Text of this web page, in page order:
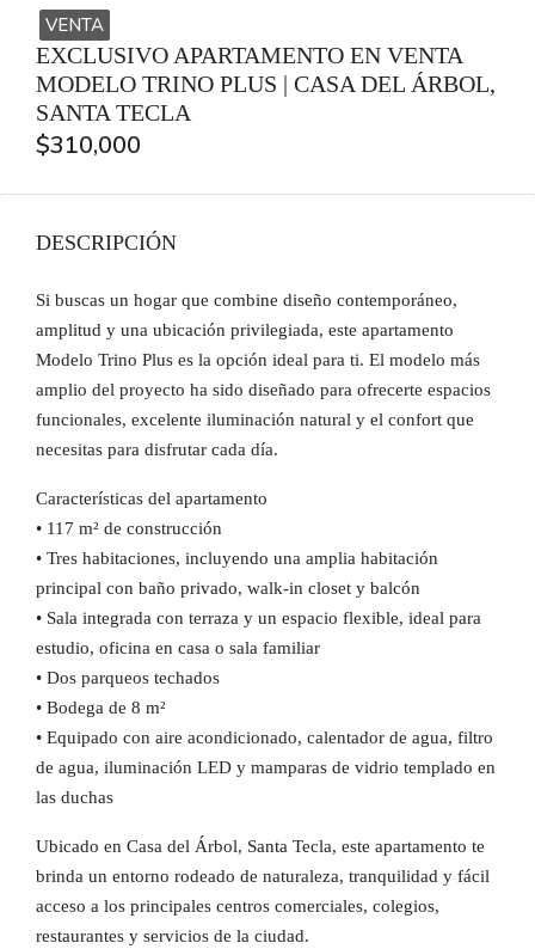
VENTA
EXCLUSIVO APARTAMENTO EN VENTA
MODELO TRINO PLUS | CASA DEL ÁRBOL,
SANTA TECLA
$310,000
DESCRIPCIÓN
Si buscas un hogar que combine diseño contemporáneo,
amplitud y una ubicación privilegiada, este apartamento
Modelo Trino Plus es la opción ideal para ti. El modelo más
amplio del proyecto ha sido diseñado para ofrecerte espacios
funcionales, excelente iluminación natural y el confort que
necesitas para disfrutar cada día.
Características del apartamento
• 117 m² de construcción
• Tres habitaciones, incluyendo una amplia habitación
principal con baño privado, walk-in closet y balcón
• Sala integrada con terraza y un espacio flexible, ideal para
estudio, oficina en casa o sala familiar
• Dos parqueos techados
• Bodega de 8 m²
• Equipado con aire acondicionado, calentador de agua, filtro
de agua, iluminación LED y mamparas de vidrio templado en
las duchas
Ubicado en Casa del Árbol, Santa Tecla, este apartamento te
brinda un entorno rodeado de naturaleza, tranquilidad y fácil
acceso a los principales centros comerciales, colegios,
restaurantes y servicios de la ciudad.